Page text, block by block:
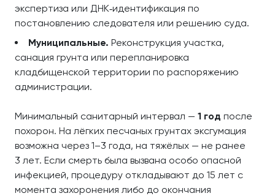
экспертиза или ДНК‑идентификация по
постановлению следователя или решению суда.
Муниципальные. Реконструкция участка,
санация грунта или перепланировка
кладбищенской территории по распоряжению
администрации.
Минимальный санитарный интервал — 1 год после
похорон. На лёгких песчаных грунтах эксгумация
возможна через 1–3 года, на тяжёлых — не ранее
3 лет. Если смерть была вызвана особо опасной
инфекцией, процедуру откладывают до 15 лет с
момента захоронения либо до окончания